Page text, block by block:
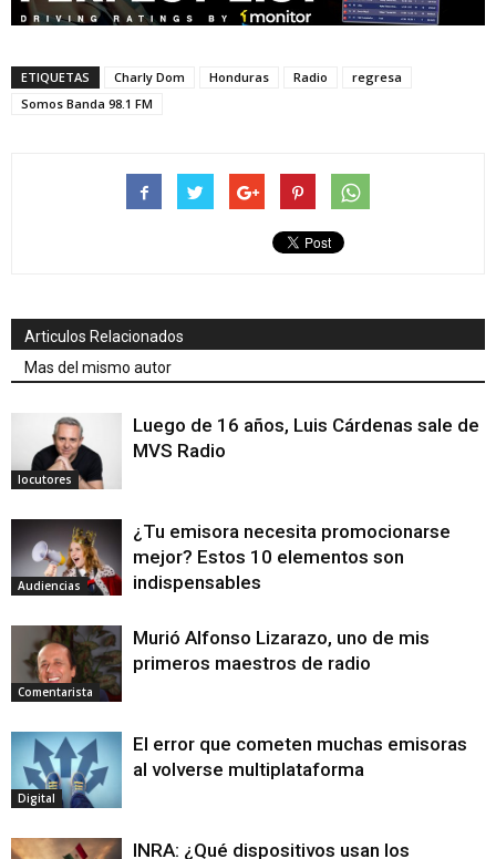
ETIQUETAS Charly Dom Honduras Radio
regresa
Somos Banda 98.1 FM
Articulos Relacionados
Mas del mismo autor
locutores
Luego de 16 años, Luis Cárdenas sale de
MVS Radio
Audiencias
¿Tu emisora necesita promocionarse
mejor? Estos 10 elementos son
indispensables
Comentarista
Murió Alfonso Lizarazo, uno de mis
primeros maestros de radio
Digital
El error que cometen muchas emisoras
al volverse multiplataforma
INRA: ¿Qué dispositivos usan los